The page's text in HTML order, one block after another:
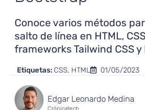
Conoce varios métodos
salto de línea en HTML,
frameworks Tailwind CSS
Etiquetas: CSS, HTML 01/05/2023
Edgar Leonardo Medina